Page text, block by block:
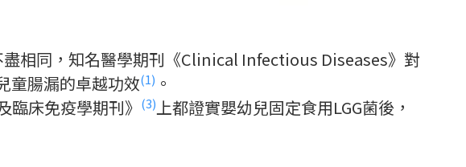
相同，知名醫學期刊《Clinical Infectious Diseases》對
童腸漏的卓越功效(1) 。
臨床免疫學期刊》 (3)上都證實嬰幼兒固定食用LGG菌後，